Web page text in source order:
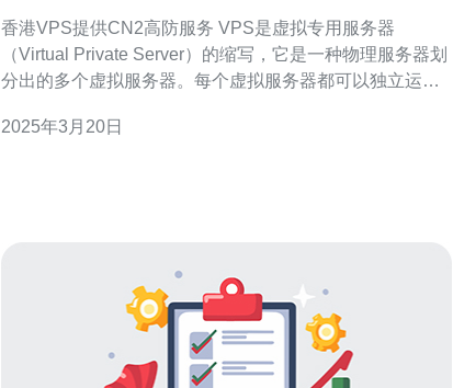
香港VPS提供CN2高防服务 VPS是虚拟专用服务器
（Virtual Private Server）的缩写，它是一种物理服务器划
分出的多个虚拟服务器。每个虚拟服务器都可以独立运行
港作为一个国际大都市，拥有发达的互联网基础设施和良
2025年3月20日